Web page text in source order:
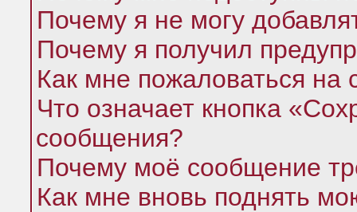
Почему я не могу
Почему я получил
Как мне пожаловаться
Что означает кнопка
сообщения?
Почему моё сообщение
Как мне вновь поднять